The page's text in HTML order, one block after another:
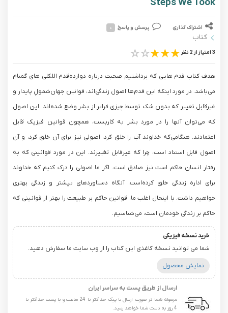
Steps We Took
اشتراک گذاری پرسش و پاسخ ۰
کتاب
3 امتیاز از 2 نظر
هدف کتاب قدم هایی که برداشتیم صحبت درباره دوازده‌قدم اللکلی های گمنام
می‌باشد. در مورد اینکه این قدم‌ها اصول زندگی‌اند، قوانین جهان‌شمولِ پایدار و
غیرقابل تغییر که بدون شک توسط چیزی فراتر از بشر وضع شده‌اند. این اصول
که می‌توان آنها را در مورد بشر به کاربست، همچون قوانین فیزیک قابل
اعتمادند. هنگامی‌که خداوند آب را خلق کرد، اصولی نیز برای آن خلق کرد، و آن
اصول قابل استناد است، چرا که غیرقابل تغییرند. این در مورد قوانینی که به
رفتار انسان حاکم است نیز صادق است. اگر ما اصولی را درک کنیم که خداوند
برای اداره زندگی خلق کرده‌است، آنگاه دستاوردهای بیشتر و زندگی بهتری
خواهیم داشت. با اینحال اغلب ما، قوانین حاکم بر طبیعت را بهتر از قوانینی که
حاکم بر زندگی خودمان است، می‌شناسیم.
خرید نسخه فیزیکی
شما می توانید نسخه کاغذی این کتاب را از وب سایت ما سفارش دهید.
نمایش محصول
ارسال از طریق پست به سراسر ایران
مرسوله شما در صورت ارسال با پیک حداکثر تا 24 ساعت و با پست حداکثر تا
4 روز به دست شما خواهد رسید.